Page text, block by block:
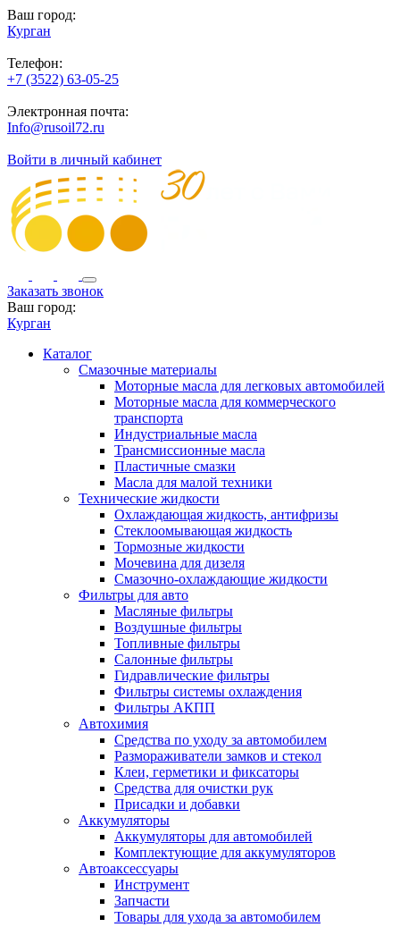
Ваш город:
Курган
Телефон:
+7 (3522) 63-05-25
Электронная почта:
Info@rusoil72.ru
Войти в личный кабинет
Заказать звонок
Ваш город:
Курган
Каталог
Смазочные материалы
Моторные масла для легковых автомобилей
Моторные масла для коммерческого
транспорта
Индустриальные масла
Трансмиссионные масла
Пластичные смазки
Масла для малой техники
Технические жидкости
Охлаждающая жидкость, антифризы
Стеклоомывающая жидкость
Тормозные жидкости
Мочевина для дизеля
Смазочно-охлаждающие жидкости
Фильтры для авто
Масляные фильтры
Воздушные фильтры
Топливные фильтры
Салонные фильтры
Гидравлические фильтры
Фильтры системы охлаждения
Фильтры АКПП
Автохимия
Средства по уходу за автомобилем
Размораживатели замков и стекол
Клеи, герметики и фиксаторы
Средства для очистки рук
Присадки и добавки
Аккумуляторы
Аккумуляторы для автомобилей
Комплектующие для аккумуляторов
Автоаксессуары
Инструмент
Запчасти
Товары для ухода за автомобилем